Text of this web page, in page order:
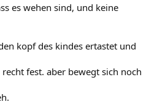
es wehen sind, und keine
kopf des kindes ertastet und
fest. aber bewegt sich noch